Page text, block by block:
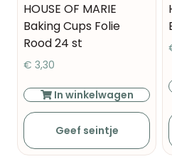
HOUSE OF MARIE
Baking Cups Folie
Rood 24 st
€ 3,30
In winkelwagen
Geef seintje